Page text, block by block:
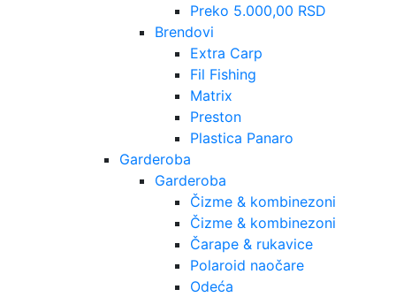
Preko 5.000,00 RSD
Brendovi
Extra Carp
Fil Fishing
Matrix
Preston
Plastica Panaro
Garderoba
Garderoba
Čizme & kombinezoni
Čizme & kombinezoni
Čarape & rukavice
Polaroid naočare
Odeća